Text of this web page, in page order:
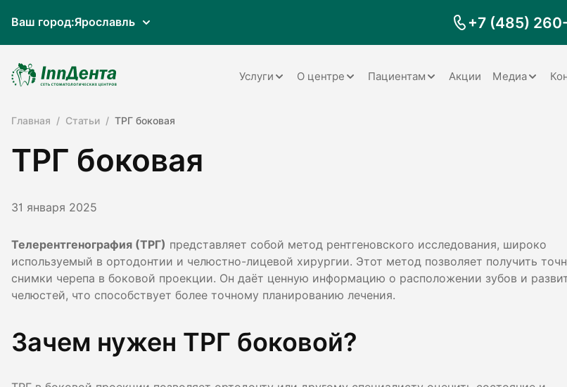
Ваш город:Ярославль +7 (485)
Услуги
Пародонтология
Хирургия
Детская стоматология
О центре Пациентам Акции Медиа
Главная Статьи ТРГ боковая
ТРГ боковая
31 января 2025
Телерентгенография (ТРГ) представляет собой метод рентгеновского исследования, широко
используемый в ортодонтии и челюстно-лицевой хирургии. Этот метод позволяет получить
снимки черепа в боковой проекции. Он даёт ценную информацию о расположении зубов и
челюстей, что способствует более точному планированию лечения.
Зачем нужен ТРГ боковой?